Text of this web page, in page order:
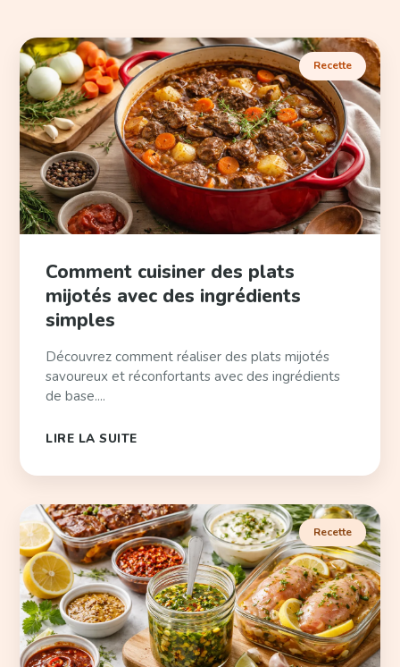
Recette
Comment cuisiner des plats
mijotés avec des ingrédients
simples
Découvrez comment réaliser des plats mijotés
savoureux et réconfortants avec des ingrédients
de base....
LIRE LA SUITE
Recette